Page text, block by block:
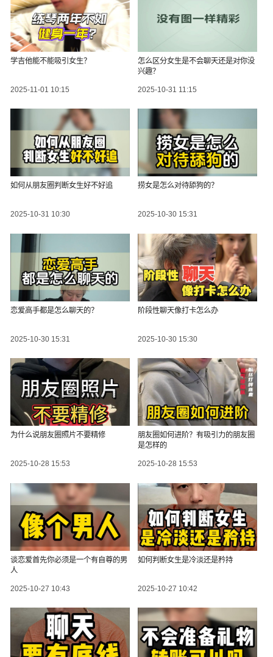
学吉他能不能吸引女生？
2025-11-01 10:15
怎么区分女生是不会聊天还是对你没
兴趣？
2025-10-31 11:15
如何从朋友圈判断女生好不好追
2025-10-31 10:30
捞女是怎么对待舔狗的？
2025-10-30 15:31
恋爱高手都是怎么聊天的？
2025-10-30 15:31
阶段性聊天像打卡怎么办
2025-10-30 15:30
为什么说朋友圈照片不要精修
2025-10-28 15:53
朋友圈如何进阶？有吸引力的朋友圈
是怎样的
2025-10-28 15:53
谈恋爱首先你必须是一个有自尊的男
人
2025-10-27 10:43
如何判断女生是冷淡还是矜持
2025-10-27 10:42